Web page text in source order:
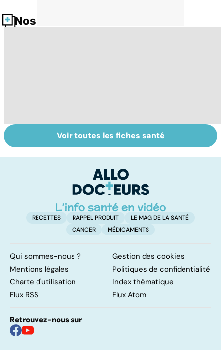
Nos fiches santé
Tout savoir sur
les infections
Inflammation des
amygdales : que
d'angine ?
Voir toutes les fiches santé
RECETTES RAPPEL PRODUIT
LE MAG DE LA SANTÉ
CANCER
MÉDICAMENTS
Qui sommes-nous ?
Gestion des cookies
Mentions légales
Politiques de confidentialité
Charte d'utilisation
Index thématique
Flux RSS
Flux Atom
Retrouvez-nous sur